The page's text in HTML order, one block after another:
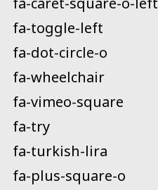
fa-toggle-left
fa-dot-circle-o
fa-wheelchair
fa-vimeo-square
fa-try
fa-turkish-lira
fa-plus-square-o